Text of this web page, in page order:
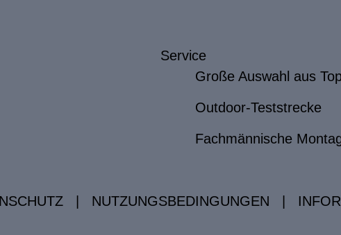
Service
Große Auswahl aus
Outdoor-Teststrecke
Fachmännische
NUTZUNGSBEDINGUNGEN